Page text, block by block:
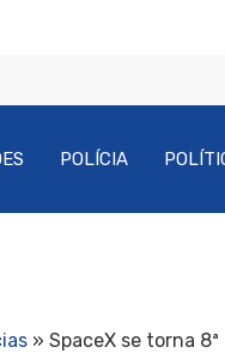
POLÍCIA
» SpaceX se torna